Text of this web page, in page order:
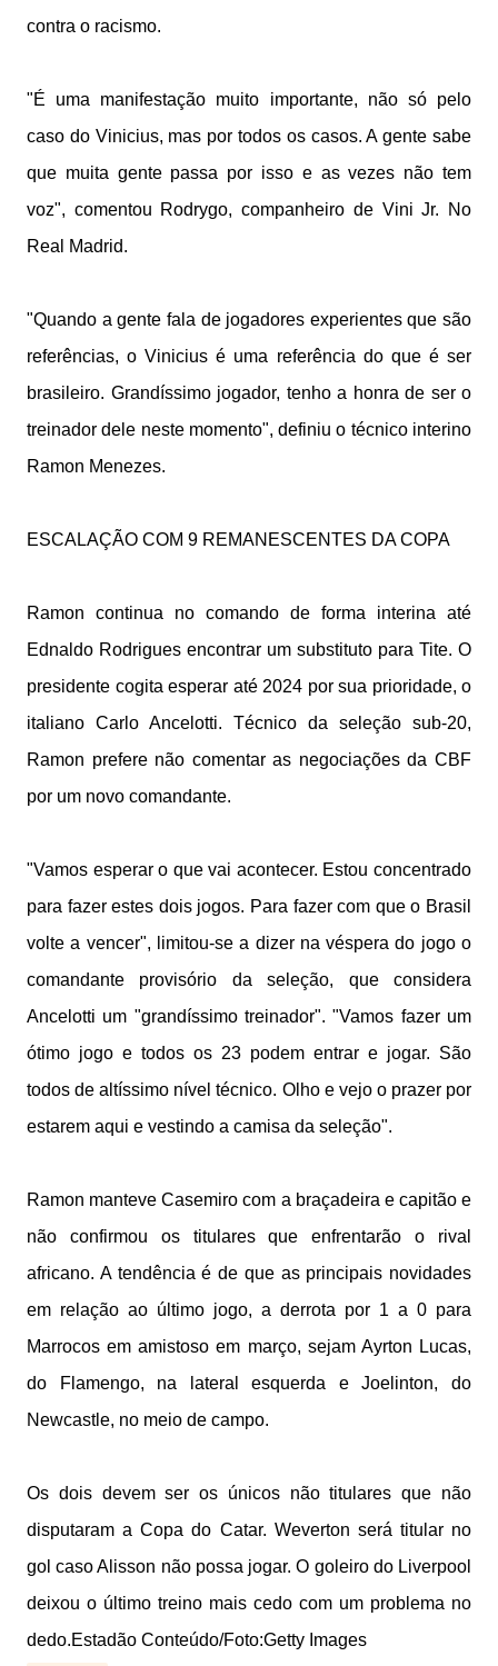
contra o racismo.
"É uma manifestação muito importante, não só pelo
caso do Vinicius, mas por todos os casos. A gente sabe
que muita gente passa por isso e as vezes não tem
voz", comentou Rodrygo, companheiro de Vini Jr. No
Real Madrid.
"Quando a gente fala de jogadores experientes que são
referências, o Vinicius é uma referência do que é ser
brasileiro. Grandíssimo jogador, tenho a honra de ser o
treinador dele neste momento", definiu o técnico interino
Ramon Menezes.
ESCALAÇÃO COM 9 REMANESCENTES DA COPA
Ramon continua no comando de forma interina até
Ednaldo Rodrigues encontrar um substituto para Tite. O
presidente cogita esperar até 2024 por sua prioridade, o
italiano Carlo Ancelotti. Técnico da seleção sub-20,
Ramon prefere não comentar as negociações da CBF
por um novo comandante.
"Vamos esperar o que vai acontecer. Estou concentrado
para fazer estes dois jogos. Para fazer com que o Brasil
volte a vencer", limitou-se a dizer na véspera do jogo o
comandante provisório da seleção, que considera
Ancelotti um "grandíssimo treinador". "Vamos fazer um
ótimo jogo e todos os 23 podem entrar e jogar. São
todos de altíssimo nível técnico. Olho e vejo o prazer por
estarem aqui e vestindo a camisa da seleção".
Ramon manteve Casemiro com a braçadeira e capitão e
não confirmou os titulares que enfrentarão o rival
africano. A tendência é de que as principais novidades
em relação ao último jogo, a derrota por 1 a 0 para
Marrocos em amistoso em março, sejam Ayrton Lucas,
do Flamengo, na lateral esquerda e Joelinton, do
Newcastle, no meio de campo.
Os dois devem ser os únicos não titulares que não
disputaram a Copa do Catar. Weverton será titular no
gol caso Alisson não possa jogar. O goleiro do Liverpool
deixou o último treino mais cedo com um problema no
dedo.Estadão Conteúdo/Foto:Getty Images